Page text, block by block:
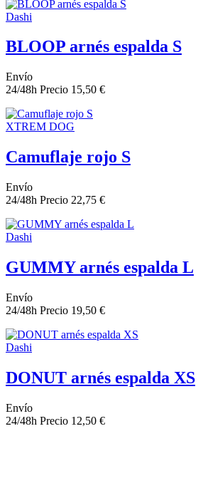
Dashi
BLOOP arnés espalda S
Envío
24/48h Precio 15,50 €
XTREM DOG
Camuflaje rojo S
Envío
24/48h Precio 22,75 €
Dashi
GUMMY arnés espalda L
Envío
24/48h Precio 19,50 €
Dashi
DONUT arnés espalda XS
Envío
24/48h Precio 12,50 €